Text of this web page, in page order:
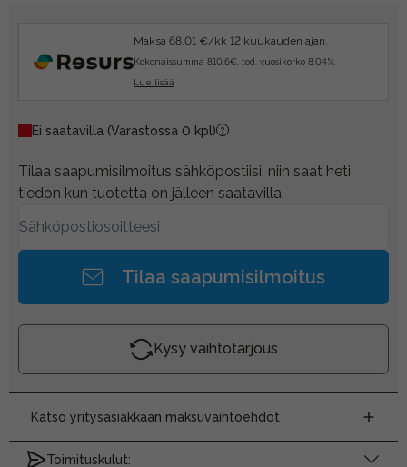
Maksa 68.01 €/kk 12 kuukauden ajan.
Kokonaissumma 810.6€, tod. vuosikorko 8.04%.
Lue lisää
Ei saatavilla (Varastossa 0 kpl)
Tilaa saapumisilmoitus sähköpostiisi, niin saat heti
tiedon kun tuotetta on jälleen saatavilla.
Tilaa saapumisilmoitus
Kysy vaihtotarjous
Katso yritysasiakkaan maksuvaihtoehdot
Toimituskulut: